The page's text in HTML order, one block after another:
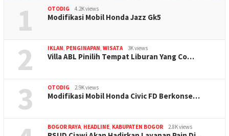
1 OTODIG 4.2K views
Modifikasi Mobil Honda Jazz Gk5
2 IKLAN, PENGINAPAN, WISATA 3K views
Villa ABL Pinilih Tempat Liburan Yang Co…
3 OTODIG 2.9K views
Modifikasi Mobil Honda Civic FD Berkonse…
BOGOR RAYA, HEADLINE, KABUPATEN BOGOR 2.8K views